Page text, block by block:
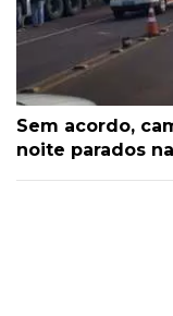
Sem acordo,
noite parados